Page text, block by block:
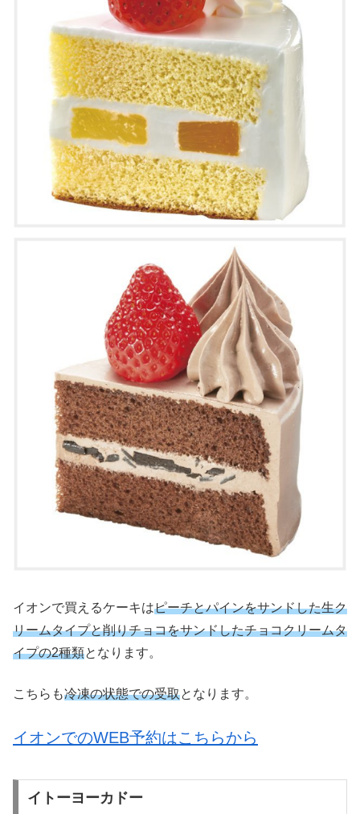
イオンで買えるケーキはピーチとパインをサンドした生ク
リームタイプと削りチョコをサンドしたチョコクリームタ
イプの2種類となります。
こちらも冷凍の状態での受取となります。
イオンでのWEB予約はこちらから
イトーヨーカドー